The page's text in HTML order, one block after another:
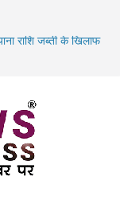
राशि जब्ती के खिलाफ
बैंक खाताधारक